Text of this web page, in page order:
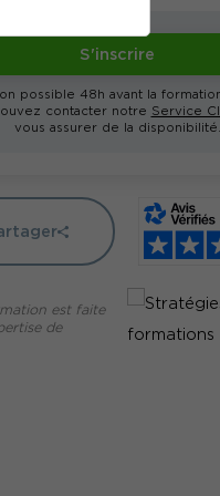
S'inscrire
possible 48h avant la
contacter notre Service
vous assurer de la disponibilité.
est faite
de